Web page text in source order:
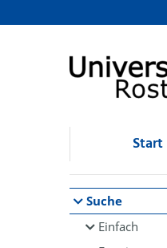
Browsen
direkt zum Inhalt
Start
Suche
Einfach